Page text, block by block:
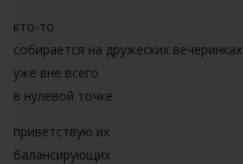
кто-то
собирается на дружеских вечеринках
уже вне всего
в нулевой точке
приветствую их
балансирующих